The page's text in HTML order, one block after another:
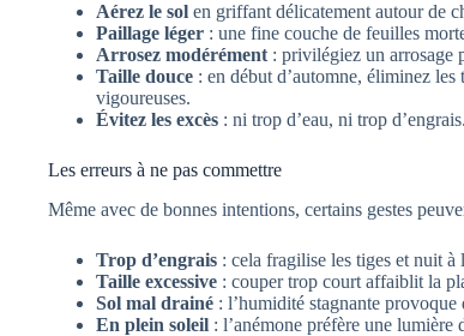
Aérez le sol en griffant délicatement autour de
Paillage léger : une fine couche de feuilles
Arrosez modérément : privilégiez un arrosage
Taille douce : en début d’automne, éliminez
vigoureuses.
Évitez les excès : ni trop d’eau, ni trop
Les erreurs à ne pas commettre
Même avec de bonnes intentions, certains gestes
Trop d’engrais : cela fragilise les tiges et nuit à
Taille excessive : couper trop court affaiblit la
Sol mal drainé : l’humidité stagnante provoque
En plein soleil : l’anémone préfère une lumière